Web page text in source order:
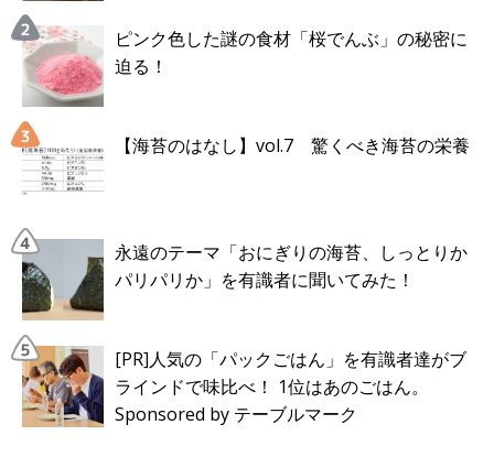
ピンク色した謎の食材「桜でんぶ」の秘密に
迫る！
【海苔のはなし】vol.7 驚くべき海苔の栄養
永遠のテーマ「おにぎりの海苔、しっとりか
パリパリか」を有識者に聞いてみた！
[PR]人気の「パックごはん」を有識者達がブ
ラインドで味比べ！ 1位はあのごはん。
Sponsored by テーブルマーク